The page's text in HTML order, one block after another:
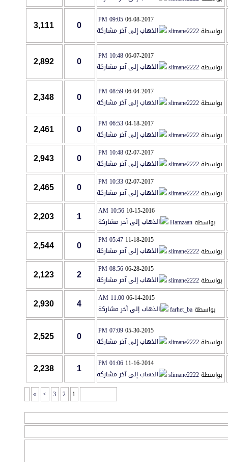
06-08-2017
09:05 PM
slimane2222
3,111
06-07-2017
10:48 PM
slimane2222
2,892
06-04-2017
08:59 PM
slimane2222
2,348
04-18-2017
06:53 PM
slimane2222
2,461
02-07-2017
10:48 PM
slimane2222
2,943
02-07-2017
10:33 PM
slimane2222
2,465
10-15-2016
10:56 AM
بواسطةHamzaan
2,203
11-18-2015
05:47 PM
slimane2222
2,544
06-28-2015
08:56 PM
slimane2222
2,123
06-14-2015
11:00 AM
بواسطةfarhet_ba
2,930
05-30-2015
07:09 PM
slimane2222
2,525
11-16-2014
01:06 PM
slimane2222
2,238
2
3
>
»